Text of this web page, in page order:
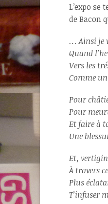
L’expo
de Bacon
… Ainsi je
Quand
Vers les
Comme
Pour
Pour
Et faire à
Une
Et,
À travers
Plus
T’infuser